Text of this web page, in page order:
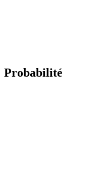
Probabilité